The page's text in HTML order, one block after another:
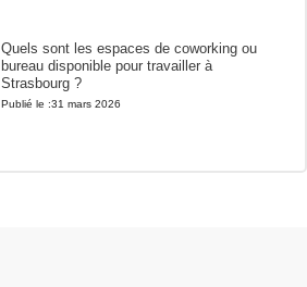
Quels sont les espaces de coworking ou
bureau disponible pour travailler à
Strasbourg ?
Publié le :31 mars 2026